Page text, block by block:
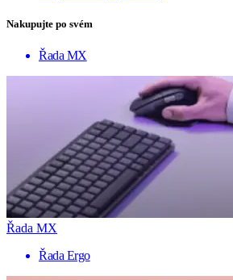
Nakupujte po svém
Řada MX
Řada MX
Řada Ergo